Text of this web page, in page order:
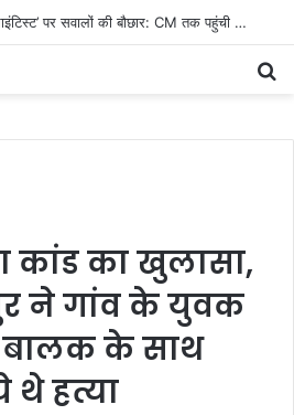
CECB रायगढ़ में ‘जूनियर साइंटिस्ट’ पर सवालों की बौछार: CM तक पहुंची शिकायत, निष्पक्ष जांच और तबादले की मांग तेज
कांड का खुलासा,
ने गांव के युवक
बालक के साथ
हत्या